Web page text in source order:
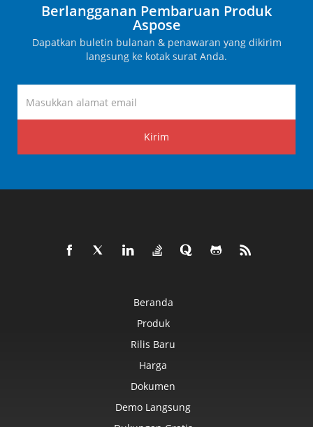
Berlangganan Pembaruan Produk
Aspose
Dapatkan buletin bulanan & penawaran yang dikirim
langsung ke kotak surat Anda.
Kirim
Beranda
Produk
Rilis Baru
Harga
Dokumen
Demo Langsung